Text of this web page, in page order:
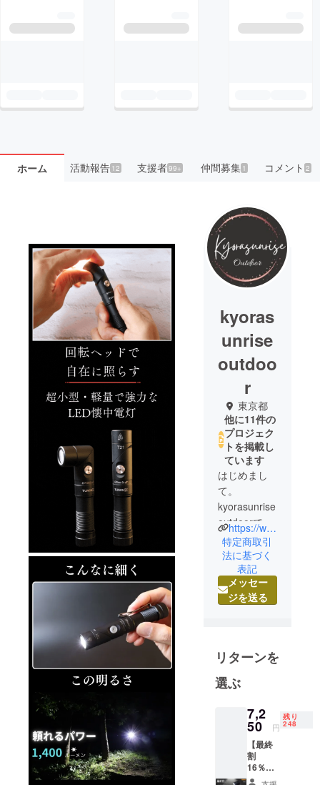
ホーム 活動報告12 支援者99+ 仲間募集 1 コメント 2
kyoras
unrise
outdoo
r
東京都
他に11件の
プロジェク
トを掲載し
ています
はじめまし
て。
kyorasunrise
outdoorで
す。
私たちのプ
ロジェクト
の目的は、
適により楽
しくするた
め、そして
喜んでもら
える商品を
クラウド
ファンディ
ングを通し
https://www.instagram.com/kyorasunrise/
特定商取引
法に基づく
表記
メッセー
ジを送る
リターンを
選ぶ
7,2
50 円
残り
248
【最終
割
16％OF
F T21×